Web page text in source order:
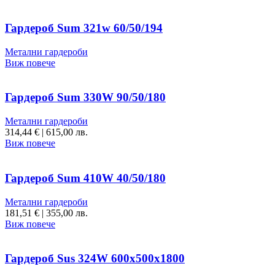
Гардероб Sum 321w 60/50/194
Метални гардероби
Виж повече
Гардероб Sum 330W 90/50/180
Метални гардероби
314,44 € | 615,00 лв.
Виж повече
Гардероб Sum 410W 40/50/180
Метални гардероби
181,51 € | 355,00 лв.
Виж повече
Гардероб Sus 324W 600х500х1800